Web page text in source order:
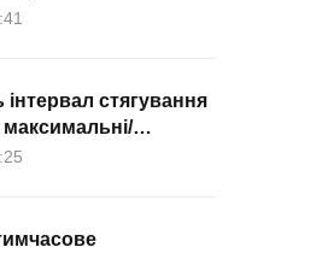
стягування
фʼючерсів